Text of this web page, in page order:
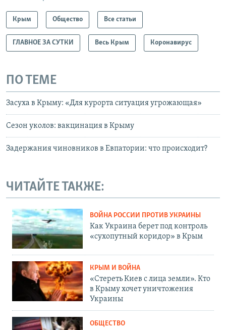
Крым Общество Все статьи
ГЛАВНОЕ ЗА СУТКИ Весь Крым Коронавирус
ПО ТЕМЕ
Засуха в Крыму: «Для курорта ситуация угрожающая»
Сезон уколов: вакцинация в Крыму
Задержания чиновников в Евпатории: что происходит?
ЧИТАЙТЕ ТАКЖЕ:
ВОЙНА РОССИИ ПРОТИВ УКРАИНЫ
Как Украина берет под контроль
«сухопутный коридор» в Крым
КРЫМ И ВОЙНА
«Стереть Киев с лица земли». Кто
в Крыму хочет уничтожения
Украины
ОБЩЕСТВО